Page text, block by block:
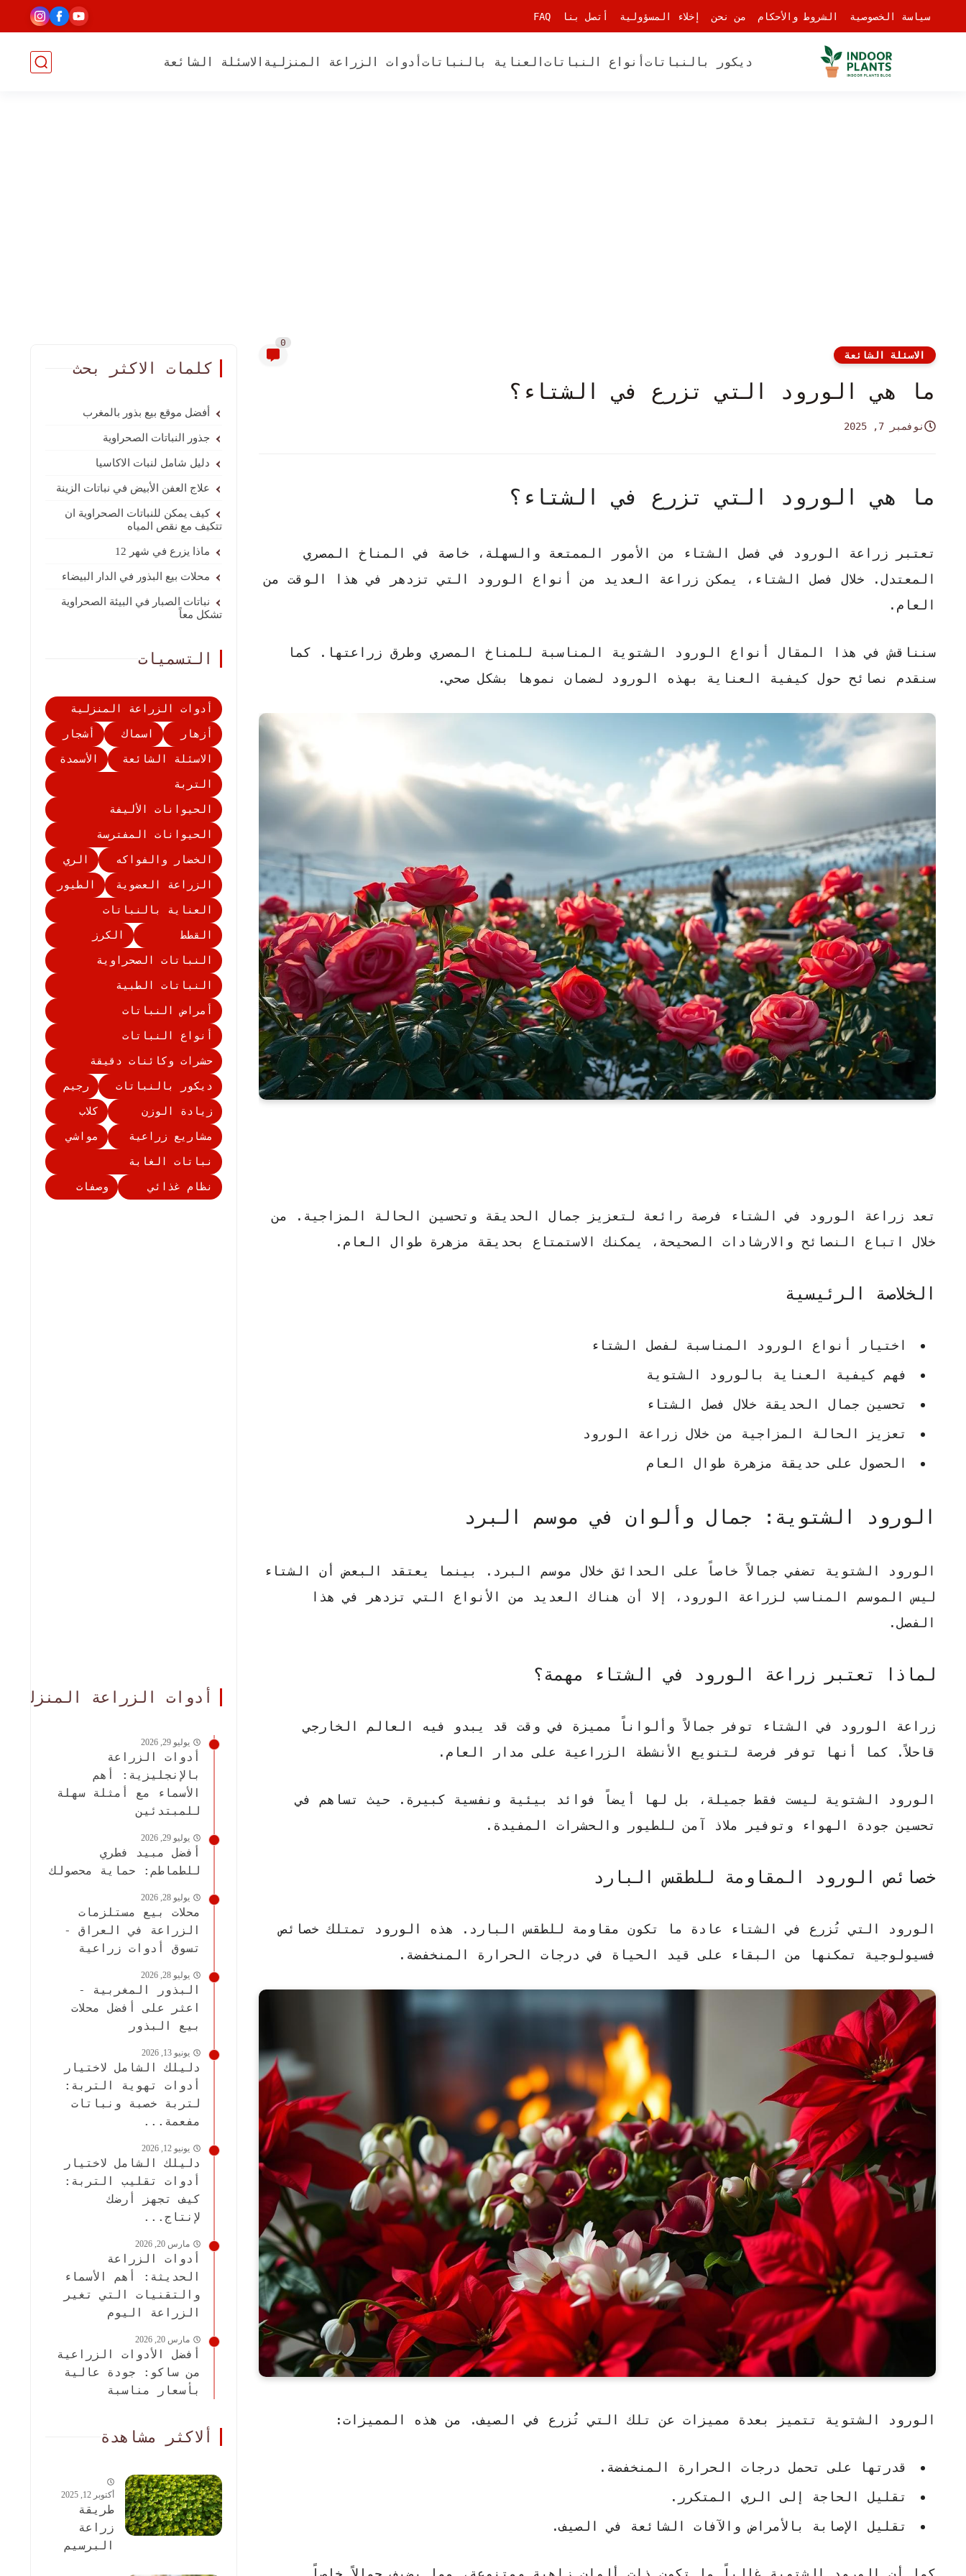
سياسة الخصوصية
الشروط والأحكام من نحن إخلاء المسؤولية أتصل بنا FAQ
ديكور بالنباتات أنواع النباتات العناية بالنباتات أدوات الزراعة المنزلية الاسئلة الشائعة
الاسئلة الشائعة
0
ما هي الورود التي تزرع في الشتاء؟
نوفمبر 7, 2025
ما هي الورود التي تزرع في الشتاء؟
تعتبر زراعة الورود في فصل الشتاء
من الأمور الممتعة والسهلة، خاصة في المناخ المصري
المعتدل. خلال فصل الشتاء، يمكن زراعة العديد من أنواع الورود التي تزدهر في هذا الوقت من
العام.
سنناقش في هذا المقال أنواع الورود الشتوية المناسبة للمناخ المصري وطرق زراعتها. كما
سنقدم نصائح حول كيفية العناية بهذه الورود لضمان نموها بشكل صحي.
تعد زراعة الورود في الشتاء فرصة رائعة لتعزيز جمال الحديقة وتحسين الحالة المزاجية. من
خلال اتباع النصائح والارشادات الصحيحة، يمكنك الاستمتاع بحديقة مزهرة طوال العام.
الخلاصة الرئيسية
اختيار أنواع الورود المناسبة لفصل الشتاء
فهم كيفية
العناية بالورود الشتوية
تحسين جمال الحديقة خلال فصل الشتاء
تعزيز الحالة المزاجية من خلال زراعة الورود
الحصول على حديقة مزهرة طوال العام
الورود الشتوية: جمال وألوان في موسم البرد
الورود الشتوية تضفي جمالاً خاصاً على الحدائق خلال موسم البرد. بينما يعتقد البعض أن الشتاء
ليس الموسم المناسب لزراعة الورود، إلا أن هناك العديد من الأنواع التي تزدهر في هذا
الفصل.
لماذا تعتبر زراعة الورود في الشتاء مهمة؟
زراعة الورود في الشتاء توفر جمالاً وألواناً مميزة في وقت قد يبدو فيه العالم الخارجي
قاحلاً. كما أنها توفر فرصة لتنويع الأنشطة الزراعية على مدار العام.
الورود الشتوية ليست فقط جميلة، بل لها أيضاً فوائد بيئية ونفسية كبيرة.
حيث تساهم في
تحسين جودة الهواء وتوفير ملاذ آمن للطيور والحشرات المفيدة.
خصائص الورود المقاومة للطقس البارد
الورود التي تُزرع في الشتاء عادة ما تكون مقاومة للطقس البارد. هذه الورود تمتلك خصائص
فسيولوجية تمكنها من البقاء على قيد الحياة في درجات الحرارة المنخفضة.
الورود الشتوية تتميز بعدة مميزات عن تلك التي تُزرع في الصيف. من هذه المميزات:
قدرتها على تحمل درجات الحرارة المنخفضة.
تقليل الحاجة إلى الري المتكرر.
تقليل الإصابة بالأمراض والآفات الشائعة في الصيف.
كلمات الاكثر بحث
أفضل موقع بيع بذور بالمغرب
جذور النباتات الصحراوية
دليل شامل لنبات الاكاسيا
علاج العفن الأبيض في نباتات الزينة
كيف يمكن للنباتات الصحراوية ان
تتكيف مع نقص المياه
ماذا يزرع في شهر 12
محلات بيع البذور في الدار البيضاء
نباتات الصبار في البيئة الصحراوية
تشكل معاً
التسميات
أدوات الزراعة المنزلية
أزهار
اسماك
أشجار
الاسئلة الشائعة
الأسمدة
التربة
الحيوانات الأليفة
الحيوانات المفترسة
الخضار والفواكه
الري
الزراعة العضوية
الطيور
العناية بالنباتات
القطط
الكرز
النباتات الصحراوية
النباتات الطبية
أمراض النباتات
أنواع النباتات
حشرات وكائنات دقيقة
ديكور بالنباتات
رجيم
زيادة الوزن
كلاب
مشاريع زراعية
مواشي
نباتات الغابة
نظام غذائي
وصفات
أدوات الزراعة المنزلية
يوليو 29, 2026
أدوات الزراعة
بالإنجليزية: أهم
الأسماء مع أمثلة سهلة
للمبتدئين
يوليو 29, 2026
أفضل مبيد فطري
للطماطم: حماية محصولك
يوليو 28, 2026
محلات بيع مستلزمات
الزراعة في العراق -
تسوق أدوات زراعية
يوليو 28, 2026
البذور المغربية -
اعثر على أفضل محلات
بيع البذور
يونيو 13, 2026
دليلك الشامل لاختيار
أدوات تهوية التربة:
لتربة خصبة ونباتات
مفعمة...
يونيو 12, 2026
دليلك الشامل لاختيار
أدوات تقليب التربة:
كيف تجهز أرضك
لإنتاج...
مارس 20, 2026
أدوات الزراعة
الحديثة: أهم الأسماء
والتقنيات التي تغير
الزراعة اليوم
مارس 20, 2026
أفضل الأدوات الزراعية
من ساكو: جودة عالية
بأسعار مناسبة
ألاكثر مشاهدة
أكتوبر 12, 2025
طريقة
زراعة
البرسيم